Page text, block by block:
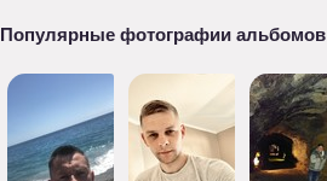
Популярные фотографии альбомов